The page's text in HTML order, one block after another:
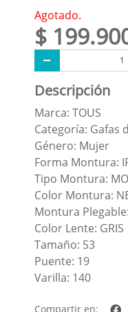
Agotado.
$
Descripción
Marca: TOUS
Categoría: Gafas
Género: Mujer
Forma Montura:
Tipo Montura:
Color Montura:
Montura
Color Lente: GRIS
Tamaño: 53
Puente: 19
Varilla: 140
Compartir en: